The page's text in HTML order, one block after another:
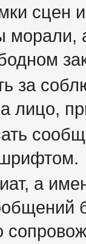
сцен
за
лицо,
а